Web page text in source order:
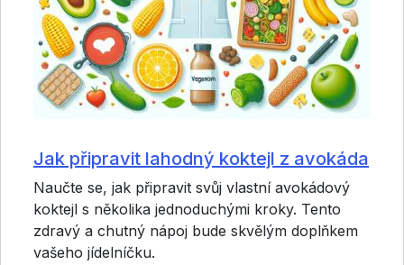
Jak připravit lahodný koktejl z avokáda
Naučte se, jak připravit svůj vlastní avokádový
koktejl s několika jednoduchými kroky. Tento
zdravý a chutný nápoj bude skvělým doplňkem
vašeho jídelníčku.